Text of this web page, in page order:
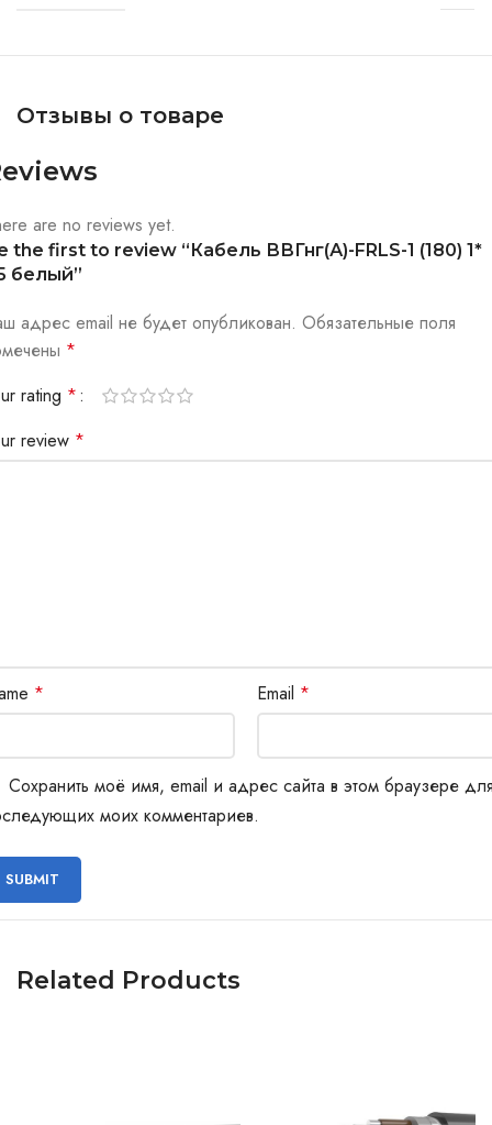
Отзывы о товаре
are no reviews yet.
the first to review “Кабель ВВГнг(А)-FRLS-1 (180) 1*
белый”
адрес email не будет опубликован. Обязательные поля
*
rating *
review *
* Email *
Сохранить моё имя, email и адрес сайта в этом браузере
моих комментариев.
Related Products